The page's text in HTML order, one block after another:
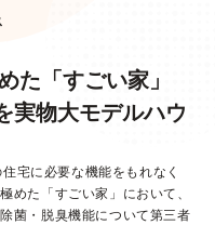
た「すごい家」
実物大モデルハウ
宅に必要な機能をもれなく
めた「すごい家」において、
菌・脱臭機能について第三者